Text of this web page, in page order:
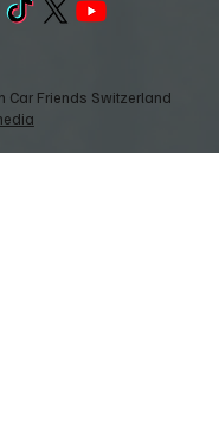
Car Friends Switzerland